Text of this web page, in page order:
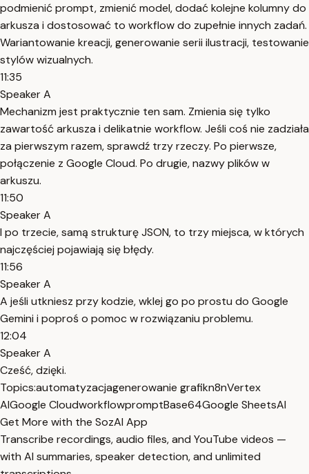
podmienić prompt, zmienić model, dodać kolejne kolumny do
arkusza i dostosować to workflow do zupełnie innych zadań.
Wariantowanie kreacji, generowanie serii ilustracji, testowanie
stylów wizualnych.
11:35
Speaker A
Mechanizm jest praktycznie ten sam. Zmienia się tylko
zawartość arkusza i delikatnie workflow. Jeśli coś nie zadziała
za pierwszym razem, sprawdź trzy rzeczy. Po pierwsze,
połączenie z Google Cloud. Po drugie, nazwy plików w
arkuszu.
11:50
Speaker A
I po trzecie, samą strukturę JSON, to trzy miejsca, w których
najczęściej pojawiają się błędy.
11:56
Speaker A
A jeśli utkniesz przy kodzie, wklej go po prostu do Google
Gemini i poproś o pomoc w rozwiązaniu problemu.
12:04
Speaker A
Cześć, dzięki.
Topics:automatyzacjagenerowanie grafikn8nVertex
AIGoogle CloudworkflowpromptBase64Google SheetsAI
Get More with the SozAI App
Transcribe recordings, audio files, and YouTube videos —
with AI summaries, speaker detection, and unlimited